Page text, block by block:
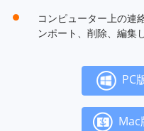
コンピューター上の連
ンポート、削除、編集
PC
Mac